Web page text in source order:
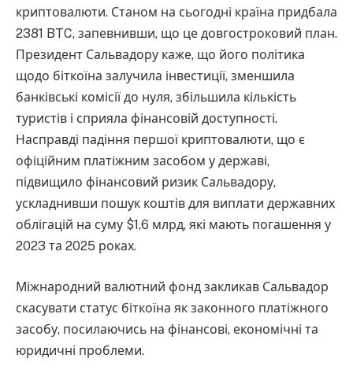
криптовалюти. Станом на сьогодні країна придбала
2381 BTC, запевнивши, що це довгостроковий план.
Президент Сальвадору каже, що його політика
щодо біткоїна залучила інвестиції, зменшила
банківські комісії до нуля, збільшила кількість
туристів і сприяла фінансовій доступності.
Насправді падіння першої криптовалюти, що є
офіційним платіжним засобом у державі,
підвищило фінансовий ризик Сальвадору,
ускладнивши пошук коштів для виплати державних
облігацій на суму $1,6 млрд, які мають погашення у
2023 та 2025 роках.
Міжнародний валютний фонд закликав Сальвадор
скасувати статус біткоїна як законного платіжного
засобу, посилаючись на фінансові, економічні та
юридичні проблеми.